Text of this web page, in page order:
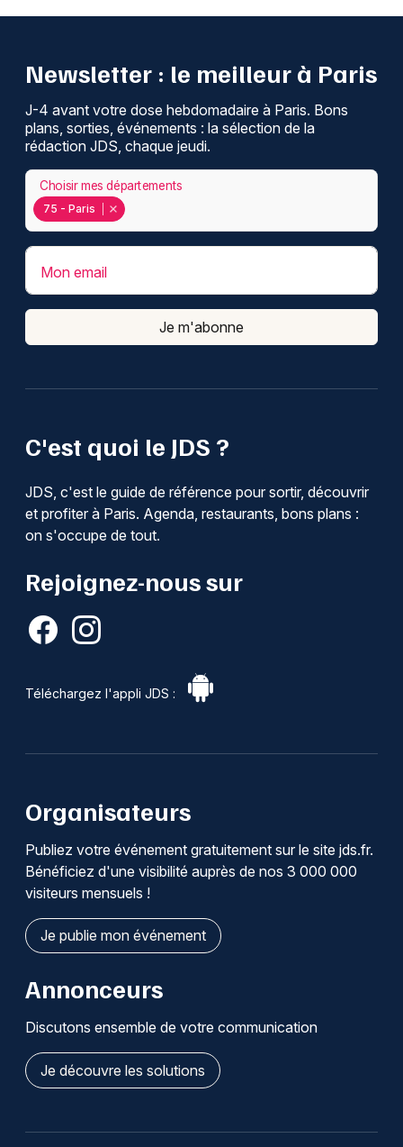
C'est quoi le JDS ?
JDS, c'est le guide de référence pour sortir, découvrir
et profiter à Paris. Agenda, restaurants, bons plans :
on s'occupe de tout.
Rejoignez-nous sur
Téléchargez l'appli JDS :
Newsletter : le meilleur à Paris
J-4 avant votre dose hebdomadaire à Paris. Bons
plans, sorties, événements : la sélection de la
rédaction JDS, chaque jeudi.
75 - Paris
Choisir mes départements
Mon email
Je m'abonne
Organisateurs
Publiez votre événement gratuitement sur le site jds.fr.
Bénéficiez d'une visibilité auprès de nos 3 000 000
visiteurs mensuels !
Je publie mon événement
Annonceurs
Discutons ensemble de votre communication
Je découvre les solutions